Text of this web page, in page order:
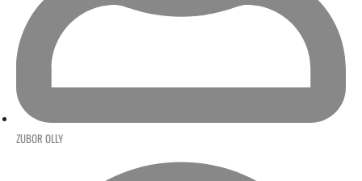
ZUBOR OLLY